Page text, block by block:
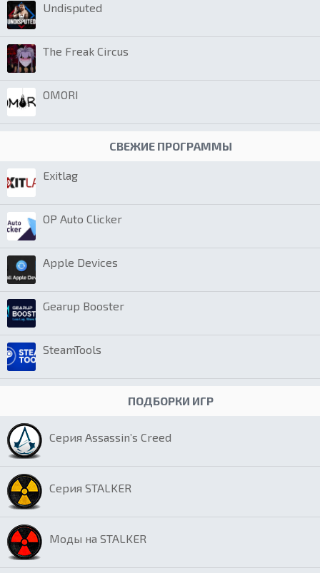
Undisputed
The Freak Circus
OMORI
СВЕЖИЕ ПРОГРАММЫ
Exitlag
OP Auto Clicker
Apple Devices
Gearup Booster
SteamTools
ПОДБОРКИ ИГР
Серия Assassin’s Creed
Серия STALKER
Моды на STALKER